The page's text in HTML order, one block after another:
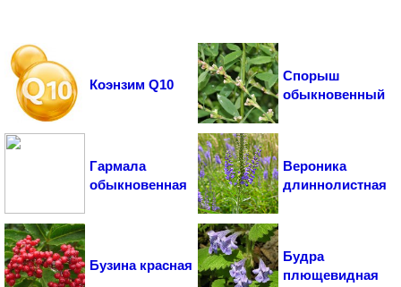
Коэнзим Q10
Спорыш
обыкновенный
Гармала
обыкновенная
Вероника
длиннолистная
Бузина красная
Будра
плющевидная